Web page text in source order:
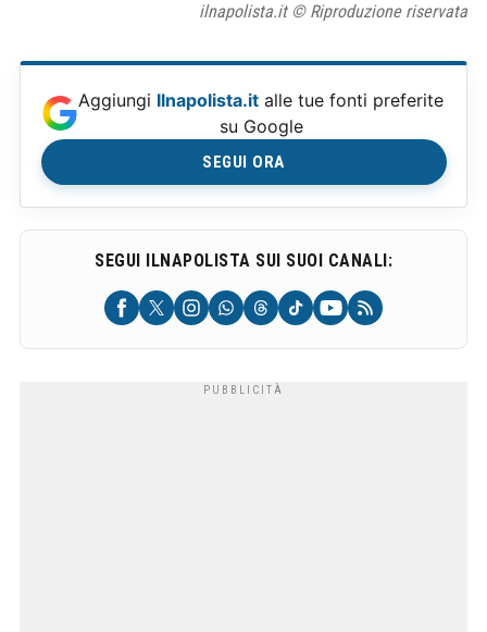
ilnapolista.it © Riproduzione riservata
Aggiungi Ilnapolista.it alle tue fonti preferite
su Google
SEGUI ORA
SEGUI ILNAPOLISTA SUI SUOI CANALI: